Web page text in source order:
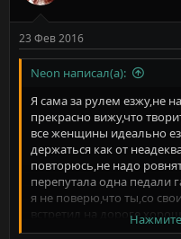
23 Фев 2016
Neon написал(а):
Я сама за рулем езжу,не
прекрасно вижу,что
все женщины идеально
держаться как от
повторюсь,не надо
перепутала одна педали
я не поверю,что ты,со
встретил на дороге
мизигонистом)